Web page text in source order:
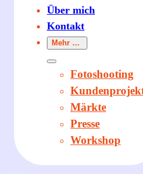
Über mich
Kontakt
Mehr …
Fotoshooting
Märkte
Presse
Workshop